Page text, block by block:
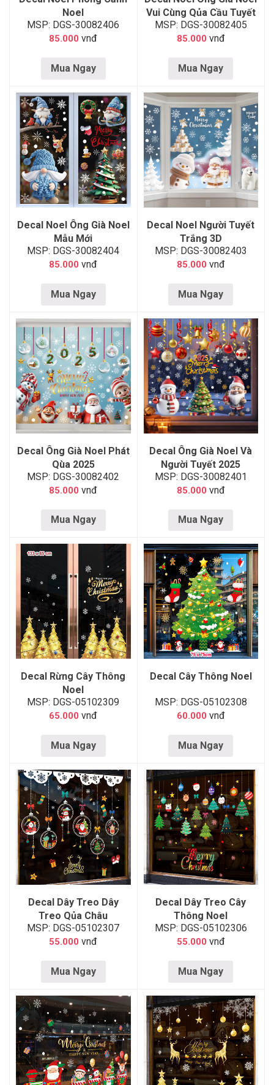
Noel
MSP: DGS-30082406
85.000 vnđ
Mua Ngay
Vui Cùng Qủa Cầu Tuyết
MSP: DGS-30082405
85.000 vnđ
Mua Ngay
Decal Noel Ông Già Noel
Mẫu Mới
MSP: DGS-30082404
85.000 vnđ
Mua Ngay
Decal Noel Người Tuyết
Trắng 3D
MSP: DGS-30082403
85.000 vnđ
Mua Ngay
Decal Ông Già Noel Phát
Qùa 2025
MSP: DGS-30082402
85.000 vnđ
Mua Ngay
Decal Ông Già Noel Và
Người Tuyết 2025
MSP: DGS-30082401
85.000 vnđ
Mua Ngay
Decal Rừng Cây Thông
Noel
MSP: DGS-05102309
65.000 vnđ
Mua Ngay
Decal Cây Thông Noel
MSP: DGS-05102308
60.000 vnđ
Mua Ngay
Decal Dây Treo Dây
Treo Qủa Châu
MSP: DGS-05102307
55.000 vnđ
Mua Ngay
Decal Dây Treo Cây
Thông Noel
MSP: DGS-05102306
55.000 vnđ
Mua Ngay